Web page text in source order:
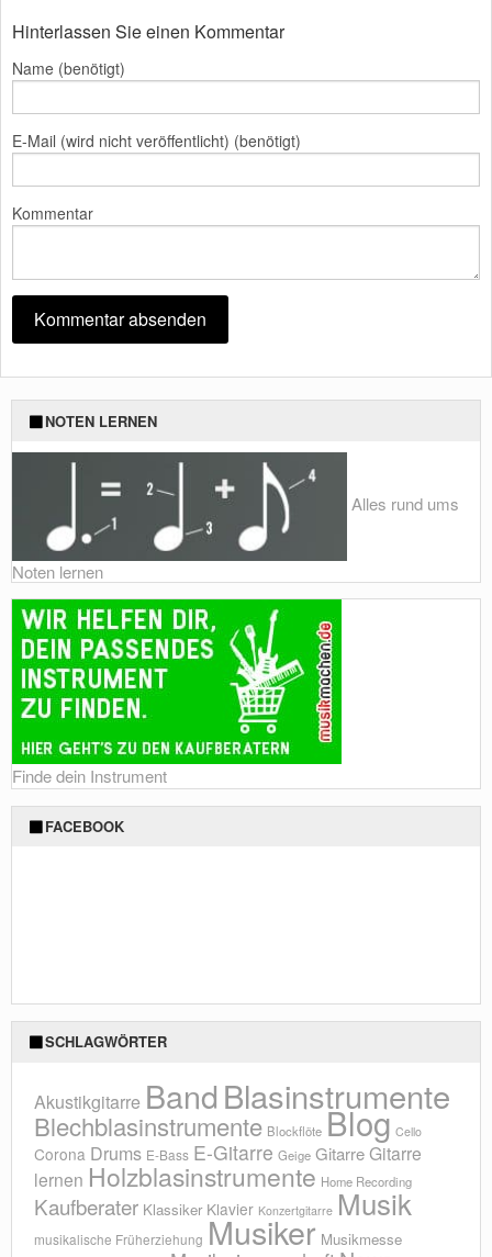
Hinterlassen Sie einen Kommentar
Name (benötigt)
E-Mail (wird nicht veröffentlicht) (benötigt)
Kommentar
NOTEN LERNEN
Alles rund ums
Noten lernen
Finde dein Instrument
FACEBOOK
SCHLAGWÖRTER
Akustikgitarre BandBlasinstrumente
Blechblasinstrumente Blockflöte Blog Cello
Corona Drums E-Bass E-Gitarre Geige GitarreGitarre
lernen Holzblasinstrumente Home Recording
Kaufberater Klassiker Klavier Konzertgitarre Musik
musikalische Früherziehung Musiker Musikmesse